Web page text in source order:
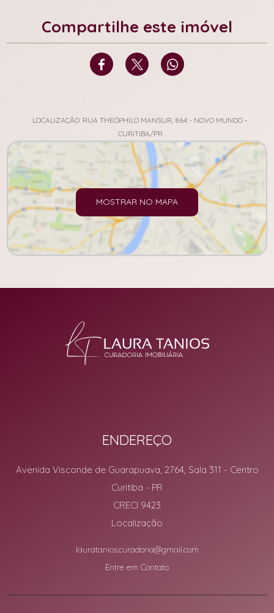
Compartilhe este imóvel
LOCALIZAÇÃO: RUA THEÓPHILO MANSUR, 864 - NOVO MUNDO -
CURITIBA/PR
MOSTRAR NO MAPA
ENDEREÇO
Avenida Visconde de Guarapuava, 2764, Sala 311 - Centro
Curitiba - PR
CRECI 9423
Localização
lauratanios.curadoria@gmail.com
Entre em Contato